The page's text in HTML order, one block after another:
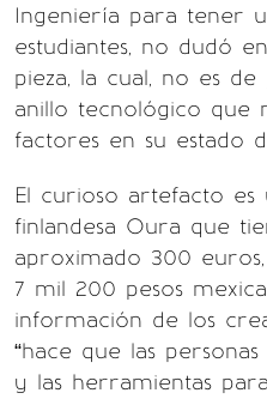
Ingeniería para tener
estudiantes, no dudó
pieza, la cual, no es
anillo tecnológico que
factores en su estado
El curioso artefacto
finlandesa Oura que
aproximado 300
7 mil 200 pesos
información de los
“hace que las
y las herramientas